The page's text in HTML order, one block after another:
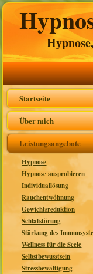
Startseite
Über mich
Leistungsangebote
Hypnose
Hypnose ausprobieren
Individuallösung
Rauchentwöhnung
Gewichtsreduktion
Schlafstörung
Stärkung des
Wellness für die Seele
Selbstbewusstsein
Stressbewältigung